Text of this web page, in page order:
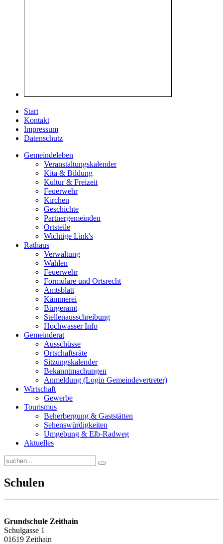
Start
Kontakt
Impressum
Datenschutz
Gemeindeleben
Veranstaltungskalender
Kita & Bildung
Kultur & Freizeit
Feuerwehr
Kirchen
Geschichte
Partnergemeinden
Ortsteile
Wichtige Link's
Rathaus
Verwaltung
Wahlen
Feuerwehr
Formulare und Ortsrecht
Amtsblatt
Kämmerei
Bürgeramt
Stellenausschreibung
Hochwasser Info
Gemeinderat
Ausschüsse
Ortschaftsräte
Sitzungskalender
Bekanntmachungen
Anmeldung (Login Gemeindevertreter)
Wirtschaft
Gewerbe
Tourismus
Beherbergung & Gaststätten
Sehenswürdigkeiten
Umgebung & Elb-Radweg
Aktuelles
Schulen
Grundschule Zeithain
Schulgasse 1
01619 Zeithain